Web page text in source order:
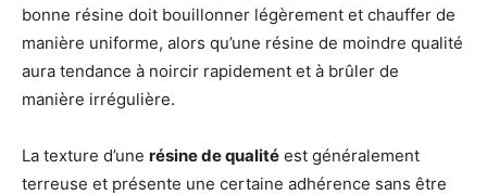
bonne résine doit bouillonner légèrement et chauffer de
manière uniforme, alors qu’une résine de moindre qualité
aura tendance à noircir rapidement et à brûler de
manière irrégulière.
La texture d’une résine de qualité est généralement
terreuse et présente une certaine adhérence sans être